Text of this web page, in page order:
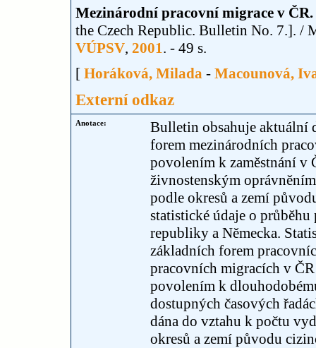
Mezinárodní pracovní migrace v
the Czech Republic. Bulletin No. 7.]. /
VÚPSV, 2001. - 49 s.
[ Horáková, Milada - Macounová,
Externí odkaz
Anotace:
Bulletin obsahuje aktuální
forem mezinárodních
povolením k zaměstnání v
živnostenským
podle okresů a zemí
statistické údaje o
republiky a Německa.
základních forem
pracovních migracích v
povolením k
dostupných časových
dána do vztahu k počtu
okresů a zemí původu